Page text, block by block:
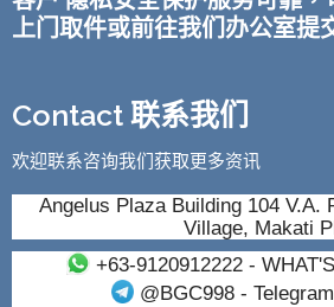
上门取件或前往我们办公室提
Contact 联系我们
欢迎联系咨询我们获取更多资讯
Angelus Plaza Building 104 V.A.
Village, Makati
+63-9120912222-
@BGC998 -